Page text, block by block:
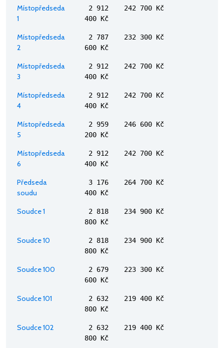
Místopředseda
1
2 912
400 Kč
242 700 Kč
Místopředseda
2
2 787
600 Kč
232 300 Kč
Místopředseda
3
2 912
400 Kč
242 700 Kč
Místopředseda
4
2 912
400 Kč
242 700 Kč
Místopředseda
5
2 959
200 Kč
246 600 Kč
Místopředseda
6
2 912
400 Kč
242 700 Kč
Předseda
soudu
3 176
400 Kč
264 700 Kč
Soudce 1
2 818
800 Kč
234 900 Kč
Soudce 10
2 818
800 Kč
234 900 Kč
Soudce 100
2 679
600 Kč
223 300 Kč
Soudce 101
2 632
800 Kč
219 400 Kč
Soudce 102
2 632
800 Kč
219 400 Kč